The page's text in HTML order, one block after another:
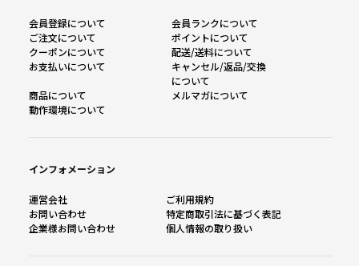
会員登録について
会員ランクについて
ご注文について
ポイントについて
クーポンについて
配送/送料について
お支払いについて
キャンセル/返品/交換
について
商品について
メルマガについて
動作環境について
インフォメーション
運営会社
ご利用規約
お問い合わせ
特定商取引法に基づく表記
企業様お問い合わせ
個人情報の取り扱い